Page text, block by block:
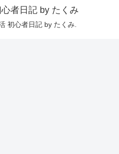
者日記 by たくみ
初心者日記 by たくみ.